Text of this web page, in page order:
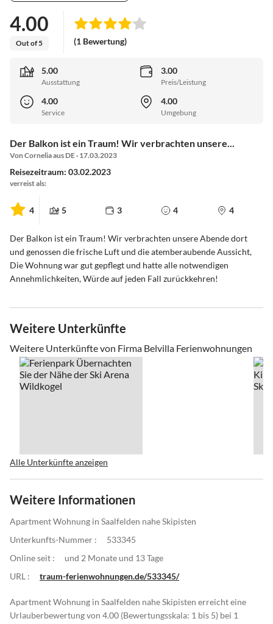
4.00
Out of 5 (1 Bewertung)
5.00
Ausstattung
3.00
Preis/Leistung
4.00
Service
4.00
Umgebung
Der Balkon ist ein Traum! Wir verbrachten unsere...
Von Cornelia aus DE · 17.03.2023
Reisezeitraum: 03.02.2023
verreist als:
4 5 3 4 4
Der Balkon ist ein Traum! Wir verbrachten unsere Abende dort
und genossen die frische Luft und die atemberaubende Aussicht,
Die Wohnung war gut gepflegt und hatte alle notwendigen
Annehmlichkeiten, Würde auf jeden Fall zurückkehren!
Weitere Unterkünfte
Weitere Unterkünfte von Firma Belvilla Ferienwohnungen
Alle Unterkünfte anzeigen
Weitere Informationen
Apartment Wohnung in Saalfelden nahe Skipisten
Unterkunfts-Nummer :
533345
Online seit :
und 2 Monate und 13 Tage
URL :
traum-ferienwohnungen.de/533345/
Apartment Wohnung in Saalfelden nahe Skipisten erreicht eine
Urlauberbewertung von 4.00 (Bewertungsskala: 1 bis 5) bei 1